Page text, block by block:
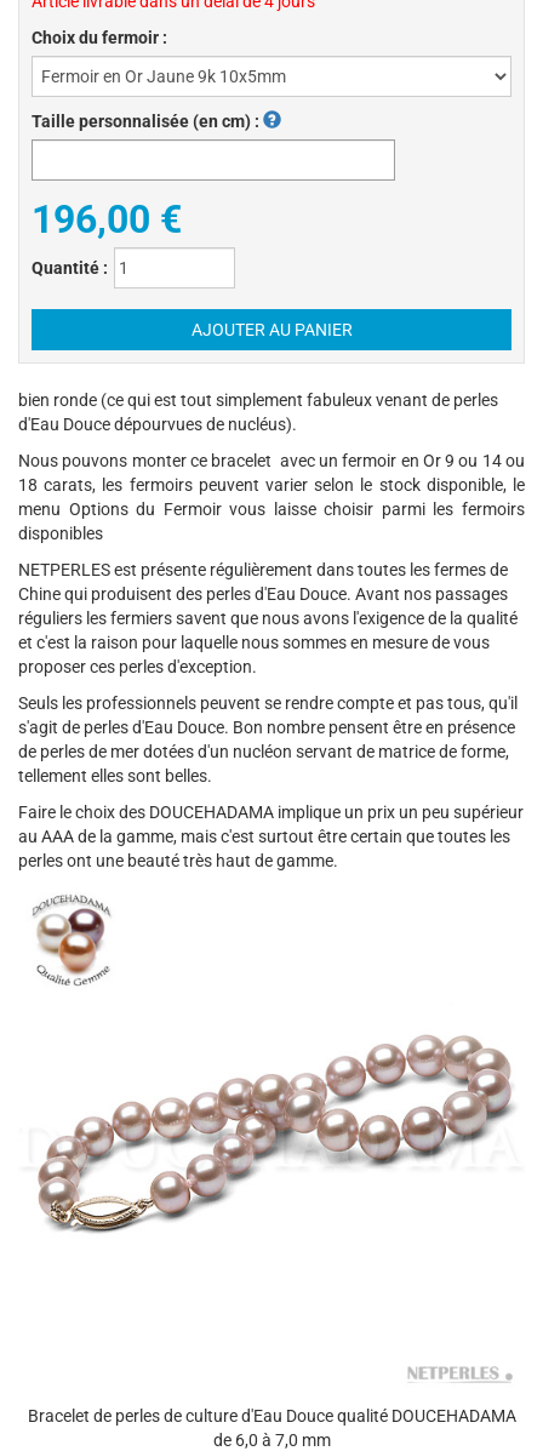
Choix du fermoir :
Taille personnalisée (en cm) :
196,00 €
Quantité :
bien ronde (ce qui est tout simplement fabuleux venant de perles
d'Eau Douce dépourvues de nucléus).
Nous pouvons monter ce bracelet avec un fermoir en Or 9 ou 14 ou
18 carats, les fermoirs peuvent varier selon le stock disponible, le
menu Options du Fermoir vous laisse choisir parmi les fermoirs
disponibles
NETPERLES est présente régulièrement dans toutes les fermes de
Chine qui produisent des perles d'Eau Douce. Avant nos passages
réguliers les fermiers savent que nous avons l'exigence de la qualité
et c'est la raison pour laquelle nous sommes en mesure de vous
proposer ces perles d'exception.
Seuls les professionnels peuvent se rendre compte et pas tous, qu'il
s'agit de perles d'Eau Douce. Bon nombre pensent être en présence
de perles de mer dotées d'un nucléon servant de matrice de forme,
tellement elles sont belles.
Faire le choix des DOUCEHADAMA implique un prix un peu supérieur
au AAA de la gamme, mais c'est surtout être certain que toutes les
perles ont une beauté très haut de gamme.
Bracelet de perles de culture d'Eau Douce qualité DOUCEHADAMA
de 6,0 à 7,0 mm